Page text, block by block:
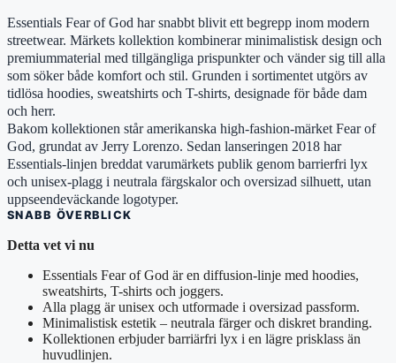
Essentials Fear of God har snabbt blivit ett begrepp inom modern
streetwear. Märkets kollektion kombinerar minimalistisk design och
premiummaterial med tillgängliga prispunkter och vänder sig till alla
som söker både komfort och stil. Grunden i sortimentet utgörs av
tidlösa hoodies, sweatshirts och T-shirts, designade för både dam
och herr.
Bakom kollektionen står amerikanska high-fashion-märket Fear of
God, grundat av Jerry Lorenzo. Sedan lanseringen 2018 har
Essentials-linjen breddat varumärkets publik genom barrierfri lyx
och unisex-plagg i neutrala färgskalor och oversizad silhuett, utan
uppseendeväckande logotyper.
SNABB ÖVERBLICK
Detta vet vi nu
Essentials Fear of God är en diffusion-linje med hoodies,
sweatshirts, T-shirts och joggers.
Alla plagg är unisex och utformade i oversizad passform.
Minimalistisk estetik – neutrala färger och diskret branding.
Kollektionen erbjuder barriärfri lyx i en lägre prisklass än
huvudlinjen.